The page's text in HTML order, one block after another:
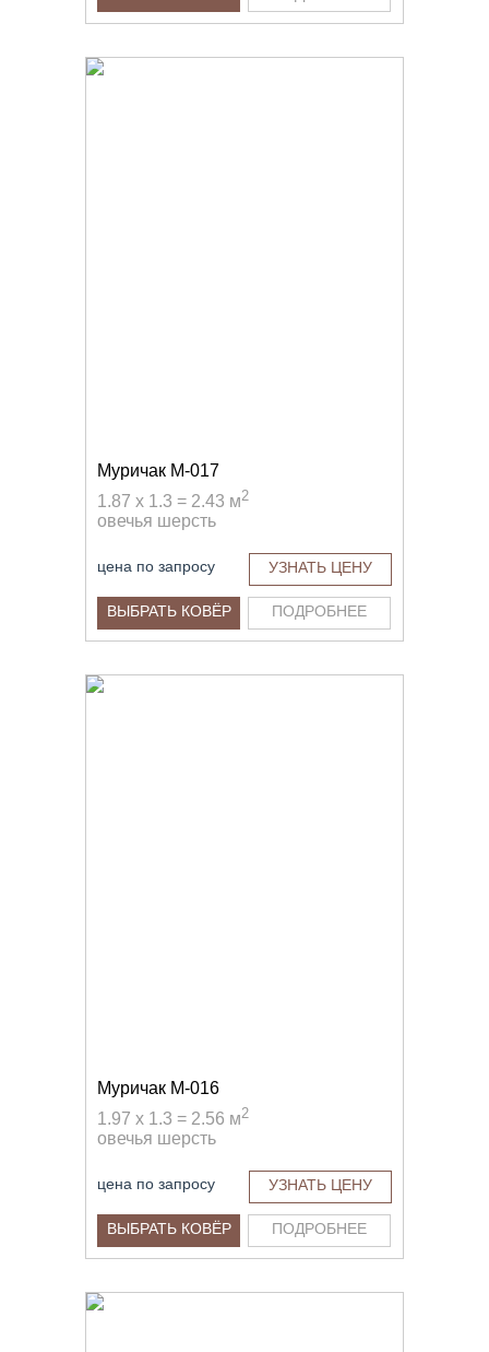
Муричак M-017
1.87 x 1.3 = 2.43 м2
овечья шерсть
цена по запросу УЗНАТЬ ЦЕНУ
ВЫБРАТЬ КОВЁР ПОДРОБНЕЕ
Муричак M-016
1.97 x 1.3 = 2.56 м2
овечья шерсть
цена по запросу УЗНАТЬ ЦЕНУ
ВЫБРАТЬ КОВЁР ПОДРОБНЕЕ